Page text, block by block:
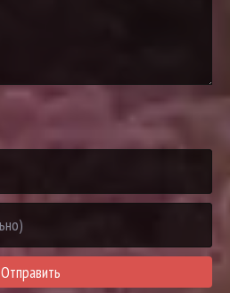
Отправить